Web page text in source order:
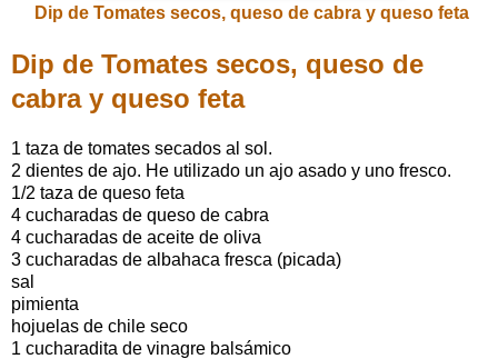
Dip de Tomates secos, queso de cabra y queso feta
Dip de Tomates secos, queso de
cabra y queso feta
1 taza de tomates secados al sol.
2 dientes de ajo. He utilizado un ajo asado y uno fresco.
1/2 taza de queso feta
4 cucharadas de queso de cabra
4 cucharadas de aceite de oliva
3 cucharadas de albahaca fresca (picada)
sal
pimienta
hojuelas de chile seco
1 cucharadita de vinagre balsámico